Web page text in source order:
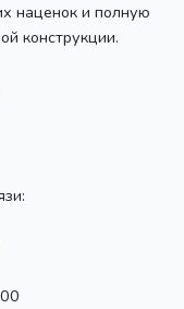
наценок и полную
конструкции.